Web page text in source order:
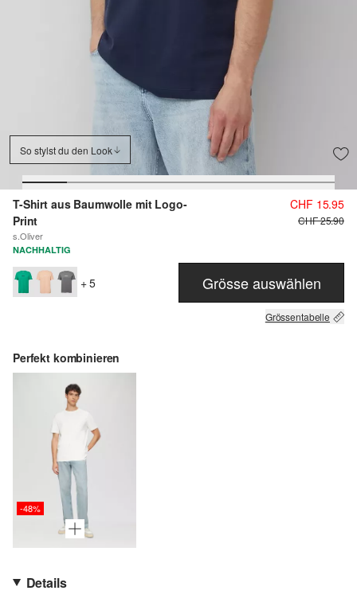
So stylst du den Look
T-Shirt aus Baumwolle mit Logo-
Print
s.Oliver
CHF 15.95
CHF 25.90
NACHHALTIG
+ 5 Grösse auswählen
Grössentabelle
Perfekt kombinieren
-48%
Details